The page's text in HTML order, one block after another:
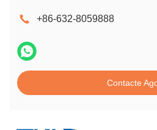
+86-632-8059888
Contacte